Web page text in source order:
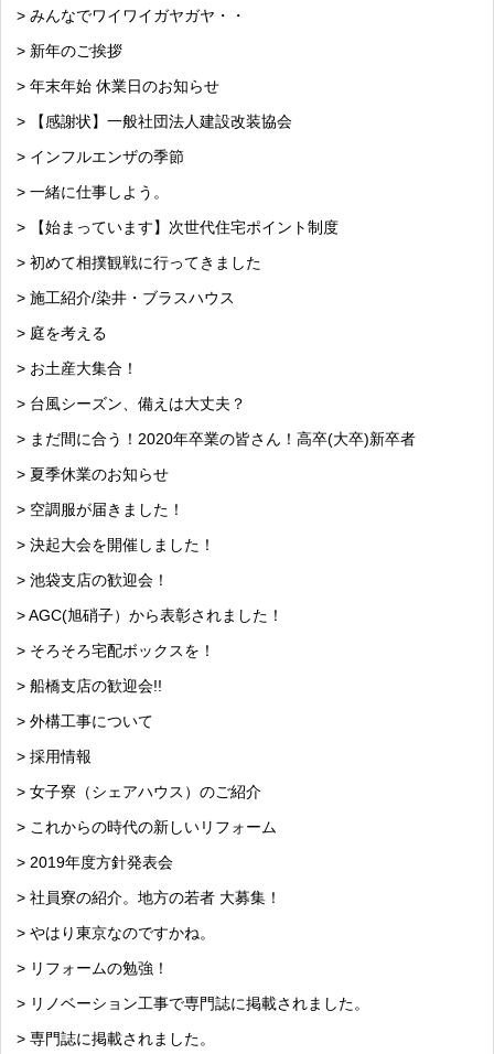
> みんなでワイワイガヤガヤ・・
> 新年のご挨拶
> 年末年始 休業日のお知らせ
> 【感謝状】一般社団法人建設改装協会
> インフルエンザの季節
> 一緒に仕事しよう。
> 【始まっています】次世代住宅ポイント制度
> 初めて相撲観戦に行ってきました
> 施工紹介/染井・ブラスハウス
> 庭を考える
> お土産大集合！
> 台風シーズン、備えは大丈夫？
> まだ間に合う！2020年卒業の皆さん！高卒(大卒)新卒者
> 夏季休業のお知らせ
> 空調服が届きました！
> 決起大会を開催しました！
> 池袋支店の歓迎会！
> AGC(旭硝子）から表彰されました！
> そろそろ宅配ボックスを！
> 船橋支店の歓迎会!!
> 外構工事について
> 採用情報
> 女子寮（シェアハウス）のご紹介
> これからの時代の新しいリフォーム
> 2019年度方針発表会
> 社員寮の紹介。地方の若者 大募集！
> やはり東京なのですかね。
> リフォームの勉強！
> リノベーション工事で専門誌に掲載されました。
> 専門誌に掲載されました。